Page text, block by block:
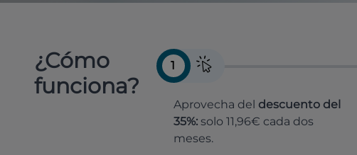
¿Cómo
funciona?
1
Aprovecha del descuento del
35%: solo 11,96€ cada dos
meses.